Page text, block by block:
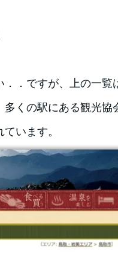
．ですが、上の一覧
くの駅にある観光協
います。